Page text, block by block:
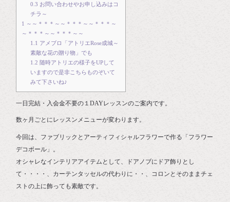
0.3 お問い合わせやお申し込みはコ
チラ～
1 ～～＊＊＊～～＊＊＊～～＊＊＊～
～＊＊＊～～＊＊＊～～
1.1 アメブロ「アトリエRose成城～
素敵な花の贈り物」でも
1.2 随時アトリエの様子をUPして
いますので是非こちらものぞいて
みて下さいね♪
一日完結・入会金不要の１DAYレッスンのご案内です。
数ヶ月ごとにレッスンメニューが変わります。
今回は、ファブリックとアーティフィシャルフラワーで作る「フラワー
デコボール」。
オシャレなインテリアアイテムとして、ドアノブにドア飾りとし
て・・・・、カーテンタッセルの代わりに・・、コロンとそのままチェ
ストの上に飾っても素敵です。